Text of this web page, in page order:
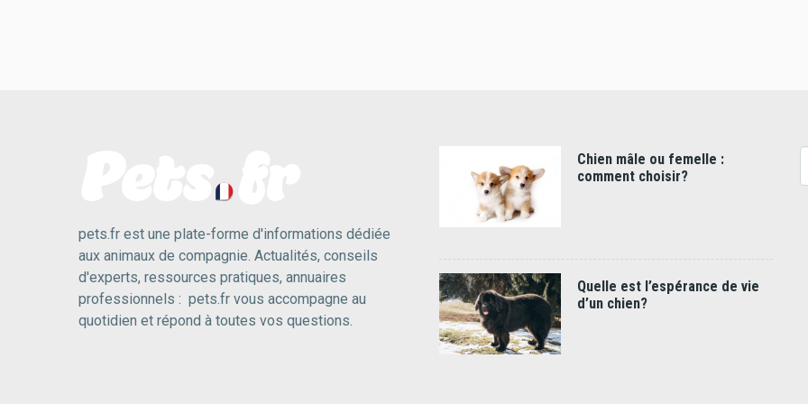
pets.fr est une plate-forme d'informations dédiée
aux animaux de compagnie. Actualités, conseils
d'experts, ressources pratiques, annuaires
professionnels : pets.fr vous accompagne au
quotidien et répond à toutes vos questions.
Chien mâle ou femelle :
comment choisir?
Quelle est l’espérance de vie
d’un chien?